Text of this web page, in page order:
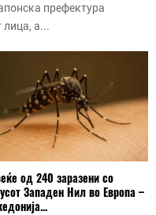
префектура
лица, а...
од 240 заразени со
Западен Нил во Европа –